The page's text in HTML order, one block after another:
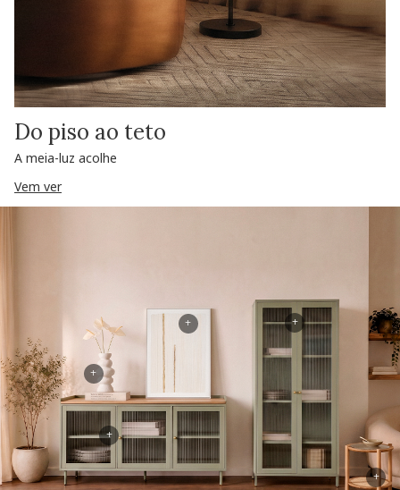
Do piso ao teto
A meia-luz acolhe
Vem ver
+
+
+
+
+